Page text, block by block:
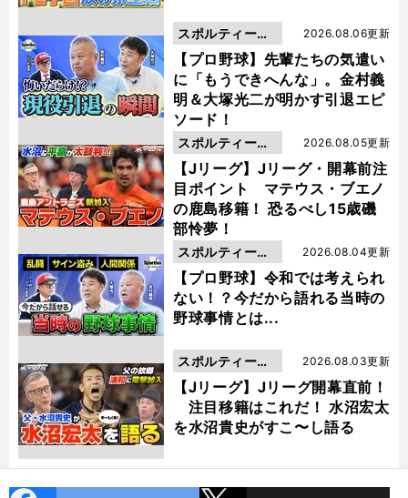
【プロ野球】先輩たちの気遣い
に「もうできへんな」。金村義
明＆大塚光二が明かす引退エピ
ソード！
2026.08.06更新
スポルティーバ
動画
【Jリーグ】Jリーグ・開幕前注
目ポイント マテウス・ブエノ
の鹿島移籍！ 恐るべし15歳磯
部怜夢！
2026.08.05更新
スポルティーバ
動画
【プロ野球】令和では考えられ
ない！？今だから語れる当時の
野球事情とは...
2026.08.04更新
スポルティーバ
動画
【Jリーグ】Jリーグ開幕直前！
注目移籍はこれだ！ 水沼宏太
を水沼貴史がすこ〜し語る
2026.08.03更新
スポルティーバ
動画